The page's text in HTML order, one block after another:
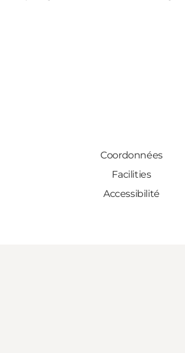
Coordonnées
Facilities
Accessibilité